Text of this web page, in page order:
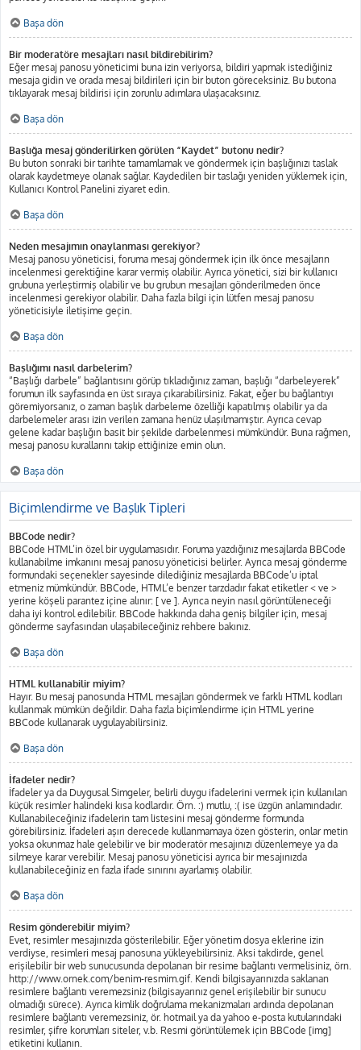
Başa dön
Bir moderatöre mesajları nasıl bildirebilirim?
Eğer mesaj panosu yöneticimi buna izin veriyorsa, bildiri yapmak istediğiniz
mesaja gidin ve orada mesaj bildirileri için bir buton göreceksiniz. Bu butona
tıklayarak mesaj bildirisi için zorunlu adımlara ulaşacaksınız.
Başa dön
Başlığa mesaj gönderilirken görülen “Kaydet” butonu nedir?
Bu buton sonraki bir tarihte tamamlamak ve göndermek için başlığınızı taslak
olarak kaydetmeye olanak sağlar. Kaydedilen bir taslağı yeniden yüklemek için,
Kullanıcı Kontrol Panelini ziyaret edin.
Başa dön
Neden mesajımın onaylanması gerekiyor?
Mesaj panosu yöneticisi, foruma mesaj göndermek için ilk önce mesajların
incelenmesi gerektiğine karar vermiş olabilir. Ayrıca yönetici, sizi bir kullanıcı
grubuna yerleştirmiş olabilir ve bu grubun mesajları gönderilmeden önce
incelenmesi gerekiyor olabilir. Daha fazla bilgi için lütfen mesaj panosu
yöneticisiyle iletişime geçin.
Başa dön
Başlığımı nasıl darbelerim?
“Başlığı darbele” bağlantısını görüp tıkladığınız zaman, başlığı “darbeleyerek”
forumun ilk sayfasında en üst sıraya çıkarabilirsiniz. Fakat, eğer bu bağlantıyı
göremiyorsanız, o zaman başlık darbeleme özelliği kapatılmış olabilir ya da
darbelemeler arası izin verilen zamana henüz ulaşılmamıştır. Ayrıca cevap
gelene kadar başlığın basit bir şekilde darbelenmesi mümkündür. Buna rağmen,
mesaj panosu kurallarını takip ettiğinize emin olun.
Başa dön
Biçimlendirme ve Başlık Tipleri
BBCode nedir?
BBCode HTML’in özel bir uygulamasıdır. Foruma yazdığınız mesajlarda BBCode
kullanabilme imkanını mesaj panosu yöneticisi belirler. Ayrıca mesaj gönderme
formundaki seçenekler sayesinde dilediğiniz mesajlarda BBCode’u iptal
etmeniz mümkündür. BBCode, HTML’e benzer tarzdadır fakat etiketler < ve >
yerine köşeli parantez içine alınır: [ ve ]. Ayrıca neyin nasıl görüntüleneceği
daha iyi kontrol edilebilir. BBCode hakkında daha geniş bilgiler için, mesaj
gönderme sayfasından ulaşabileceğiniz rehbere bakınız.
Başa dön
HTML kullanabilir miyim?
Hayır. Bu mesaj panosunda HTML mesajları göndermek ve farklı HTML kodları
kullanmak mümkün değildir. Daha fazla biçimlendirme için HTML yerine
BBCode kullanarak uygulayabilirsiniz.
Başa dön
İfadeler nedir?
İfadeler ya da Duygusal Simgeler, belirli duygu ifadelerini vermek için kullanılan
küçük resimler halindeki kısa kodlardır. Örn. :) mutlu, :( ise üzgün anlamındadır.
Kullanabileceğiniz ifadelerin tam listesini mesaj gönderme formunda
görebilirsiniz. İfadeleri aşırı derecede kullanmamaya özen gösterin, onlar metin
yoksa okunmaz hale gelebilir ve bir moderatör mesajınızı düzenlemeye ya da
silmeye karar verebilir. Mesaj panosu yöneticisi ayrıca bir mesajınızda
kullanabileceğiniz en fazla ifade sınırını ayarlamış olabilir.
Başa dön
Resim gönderebilir miyim?
Evet, resimler mesajınızda gösterilebilir. Eğer yönetim dosya eklerine izin
verdiyse, resimleri mesaj panosuna yükleyebilirsiniz. Aksi takdirde, genel
erişilebilir bir web sunucusunda depolanan bir resime bağlantı vermelisiniz, örn.
http://www.ornek.com/benim-resmim.gif. Kendi bilgisayarınızda saklanan
resimlere bağlantı veremezsiniz (bilgisayarınız genel erişilebilir bir sunucu
olmadığı sürece). Ayrıca kimlik doğrulama mekanizmaları ardında depolanan
resimlere bağlantı veremezsiniz, ör. hotmail ya da yahoo e-posta kutularındaki
resimler, şifre korumları siteler, v.b. Resmi görüntülemek için BBCode [img]
etiketini kullanın.